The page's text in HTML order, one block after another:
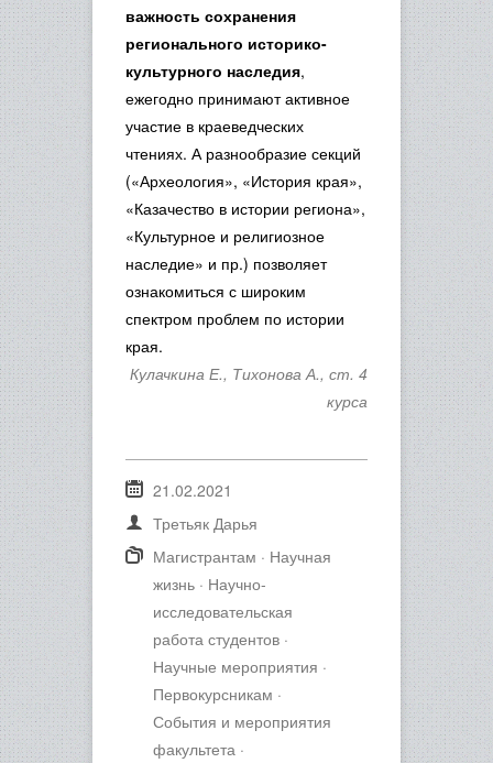
важность сохранения
регионального историко-
культурного наследия,
ежегодно принимают активное
участие в краеведческих
чтениях. А разнообразие секций
(«Археология», «История края»,
«Казачество в истории региона»,
«Культурное и религиозное
наследие» и пр.) позволяет
ознакомиться с широким
спектром проблем по истории
края.
Кулачкина Е., Тихонова А., ст. 4
курса
21.02.2021
Третьяк Дарья
Магистрантам · Научная
жизнь · Научно-
исследовательская
работа студентов ·
Научные мероприятия ·
Первокурсникам ·
События и мероприятия
факультета ·